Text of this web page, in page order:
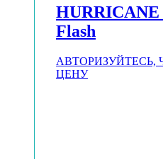
HURRICANE
Flash
АВТОРИЗУЙТЕСЬ,
ЦЕНУ